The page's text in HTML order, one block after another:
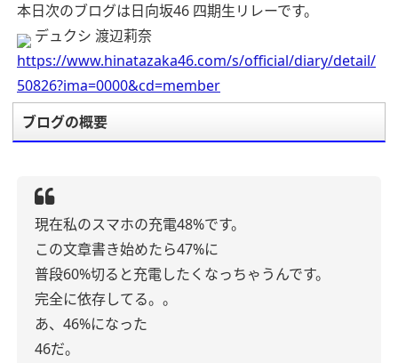
本日次のブログは日向坂46 四期生リレーです。
デュクシ 渡辺莉奈
https://www.hinatazaka46.com/s/official/diary/detail/
50826?ima=0000&cd=member
ブログの概要
現在私のスマホの充電48%です。
この文章書き始めたら47%に
普段60%切ると充電したくなっちゃうんです。
完全に依存してる。。
あ、46%になった
46だ。